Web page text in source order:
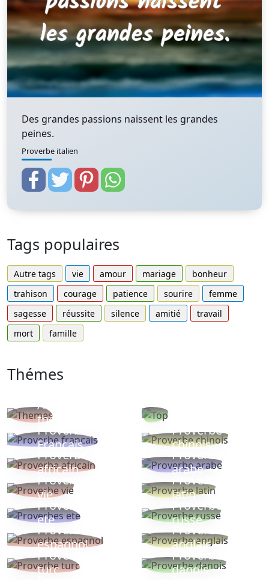
Des grandes passions naissent les grandes
peines.
Proverbe italien
Tags populaires
Autre tags vie amour mariage
bonheur
trahison
courage patience sourire
femme
sagesse
réussite silence amitié
travail
mort
famille
Thémes
Autres
thèmes
Proverbe
Français
Proverbe
chinois
Proverbe
africain
Proverbe
arabe
Proverbe
vie
Proverbe
latin
Proverbes
ete
Proverbe
russe
Proverbe
espagnol
Proverbe
anglais
Proverbe
turc
Proverbe
danois